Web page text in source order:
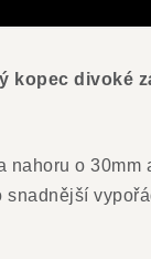
kopec divoké
nahoru o 30mm